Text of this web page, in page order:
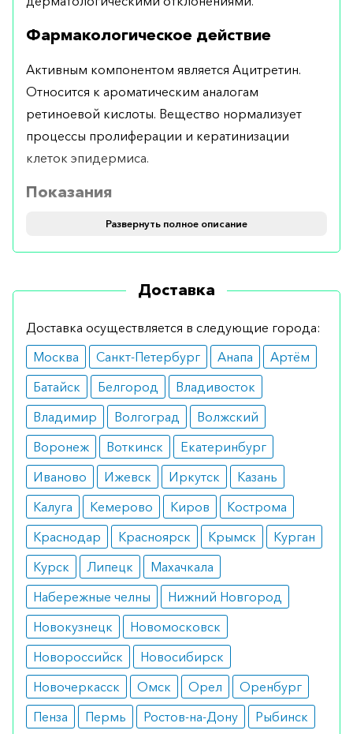
Фармакологическое действие
Активным компонентом является Ацитретин.
Относится к ароматическим аналогам
ретиноевой кислоты. Вещество нормализует
процессы пролиферации и кератинизации
клеток эпидермиса.
Показания
Рекомендуется применять при лечении тяжёлых
форм псориаза, при его генерализованных
красный лишай, ихтиоз, дискератоз и другие
Противопоказания
Препарат не имеет противопоказаний. Тем не
менее, не рекомендуется использовать
средство у пациентов с почечной и печеночной
недостаточностью.
Побочные эффекты
При соблюдении дозировки препарат не
вызывает побочных симптомов. В некоторых
случаях отмечаются признаки переизбытка
витамина А, что проявляется сухостью губ и
слизистых.
Режим дозирования
Назначается по 30 мг в сутки.
Продолжительность лечения до 4 недель. В
некоторых случаях дозировка может быть
Развернуть полное описание
Доставка
Доставка осуществляется в следующие города:
Москва
Санкт-Петербург Анапа
Артём
Батайск
Белгород
Владивосток
Владимир
Волгоград
Волжский
Воронеж
Воткинск
Екатеринбург
Иваново
Ижевск Иркутск
Казань
Калуга
Кемерово Киров
Кострома
Краснодар
Красноярск Крымск
Курган
Курск
Липецк
Махачкала
Набережные челны
Нижний Новгород
Новокузнецк
Новомосковск
Новороссийск
Новосибирск
Новочеркасск
Омск Орел
Оренбург
Пенза
Пермь Ростов-на-Дону
Рыбинск